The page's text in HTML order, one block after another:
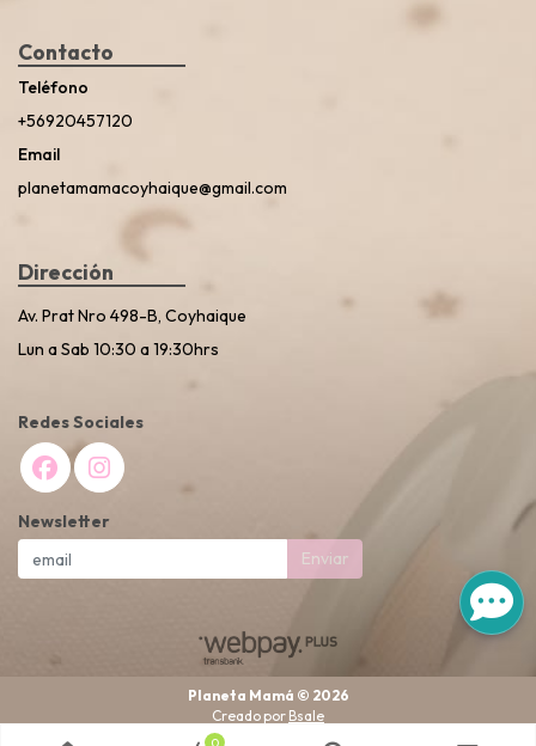
Contacto
Teléfono
+56920457120
Email
planetamamacoyhaique@gmail.com
Dirección
Av. Prat Nro 498-B, Coyhaique
Lun a Sab 10:30 a 19:30hrs
Redes Sociales
Newsletter
Enviar
Planeta Mamá © 2026
Creado por Bsale
0